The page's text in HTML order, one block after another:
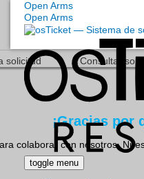
Open Arms
Open Arms
toggle menu
solicitud Consultar
¡Gracias por
colaborar con nosotros.